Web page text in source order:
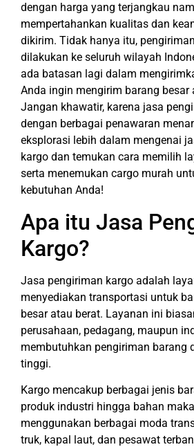
dengan harga yang terjangkau
mempertahankan kualitas dan
dikirim. Tidak hanya itu,
dilakukan ke seluruh wilayah
ada batasan lagi dalam
Anda ingin mengirim barang besar
Jangan khawatir, karena jasa
dengan berbagai penawaran
eksplorasi lebih dalam mengenai
kargo dan temukan cara memilih
serta menemukan cargo murah
kebutuhan Anda!
Apa itu Jasa
Kargo?
Jasa pengiriman kargo adalah
menyediakan transportasi untuk
besar atau berat. Layanan ini
perusahaan, pedagang, maupun
membutuhkan pengiriman barang
tinggi.
Kargo mencakup berbagai jenis
produk industri hingga bahan
menggunakan berbagai moda
truk, kapal laut, dan pesawat